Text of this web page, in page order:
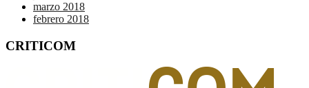
marzo 2018
febrero 2018
CRITICOM